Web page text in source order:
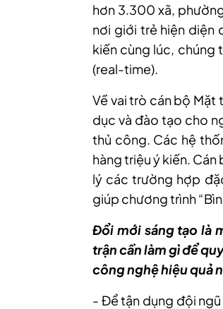
hơn 3.300 xã,
nơi giới trẻ hiện diện
kiến cùng lúc, chúng
(real-time).
Về vai trò cán bộ Mặt
dục và đào tạo cho
thủ công. Các hệ
hàng triệu ý kiến.
lý các trường hợp
giúp chương trình
Đổi mới sáng tạo là
trận cần làm gì để
công nghệ hiệu quả
- Để tận dụng đội ngũ